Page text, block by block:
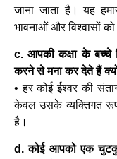
जाना जाता है। यह
भावनाओं और विश्वासों को
c. आपकी कक्षा के बच्चे
करने से मना कर देते हैं
• हर कोई ईश्वर की
केवल उसके व्यक्तिगत
है।
d. कोई आपको एक